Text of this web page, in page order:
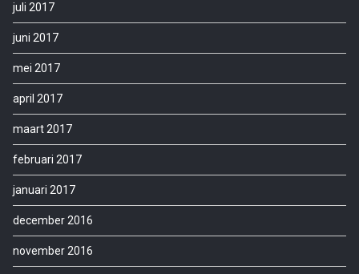
juli 2017
juni 2017
mei 2017
april 2017
maart 2017
februari 2017
januari 2017
december 2016
november 2016